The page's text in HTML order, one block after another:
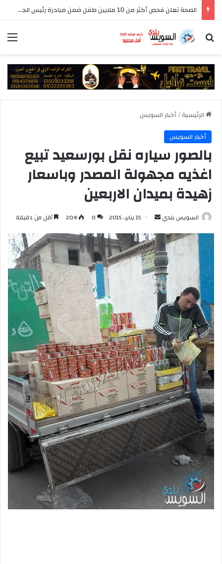
الصحة تعلن فحص أكثر من 10 ملايين طفل ضمن مبادرة رئيس الجمهورية للكشف المبكر وعلاج فقدان السمع لدى حديثي الولادة
بحث عن
الرئيسية/أخبار السويس
أخبار السويس
بالصور سياره نقل بورسعيد تبيع
اغذيه مجهولة المصدر وباسعار
زهيدة بميدان الاربعين
السويس بلدي
أرسل
إلكترونيا
15 يناير، 2015 0
204 أقل من دقيقة